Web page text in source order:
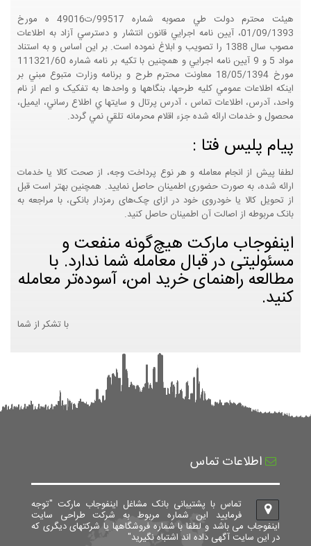
هيئت محترم دولت طي مصوبه شماره 99517/ت49016 ه مورخ
01/09/1393، آيين نامه اجرايي قانون انتشار و دسترسي آزاد به اطلاعات
مصوب سال 1388 را تصويب و ابلاغ نموده است. بر اين اساس و به استناد
مواد 5 و 9 آيين نامه اجرايي و همچنين با تکيه بر نامه شماره 111321/60
مورخ 18/05/1394 معاونت محترم طرح و برنامه وزارت متبوع مبني بر
اينکه اطلاعات عمومي کليه طرحها، بنگاهها و واحدها به تفکيک و اعم از نام
واحد، آدرس، اطلاعات تماس ، آدرس پرتال و سايتها ي اطلاع رساني، ايميل،
محصول و خدمات ارائه شده جزء اقلام محرمانه تلقي نمي گردد.
پیام پلیس فتا :
لطفا پیش از انجام معامله و هر نوع پرداخت وجه، از صحت کالا یا خدمات
ارائه شده، به صورت حضوری اطمینان حاصل نمایید. همچنین بهتر است قبل
از تحویل کالا یا خودروی خود در ازای چک‌های رمزدار بانکی، با مراجعه به
بانک مربوطه از اصالت آن اطمینان حاصل کنید.
اینفوجاب مارکت هیچ‌گونه منفعت و
مسئولیتی در قبال معامله شما ندارد. با
مطالعه راهنمای خرید امن، آسوده‌تر معامله
کنید.
با تشکر از شما
اطلاعات تماس
تماس با پشتیبانی بانک مشاغل اینفوجاب مارکت "توجه
فرمایید این شماره مربوط به شرکت طراحی سایت
اینفوجاب می باشد و لطفا با شماره فروشگاهها یا شرکتهای دیگری که
در این سایت آگهی داده اند اشتباه نگیرید"